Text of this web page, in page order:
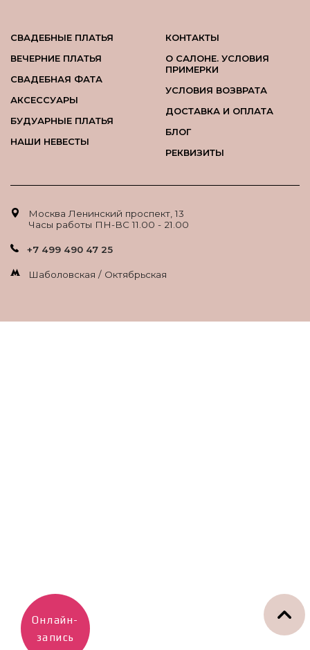
СВАДЕБНЫЕ ПЛАТЬЯ
ВЕЧЕРНИЕ ПЛАТЬЯ
СВАДЕБНАЯ ФАТА
АКСЕССУАРЫ
БУДУАРНЫЕ ПЛАТЬЯ
НАШИ НЕВЕСТЫ
КОНТАКТЫ
О САЛОНЕ. УСЛОВИЯ
ПРИМЕРКИ
УСЛОВИЯ ВОЗВРАТА
ДОСТАВКА И ОПЛАТА
БЛОГ
РЕКВИЗИТЫ
Москва Ленинский проспект, 13
Часы работы ПН-ВС 11.00 - 21.00
+7 499 490 47 25
Шаболовская / Октябрьская
Онлайн-
запись